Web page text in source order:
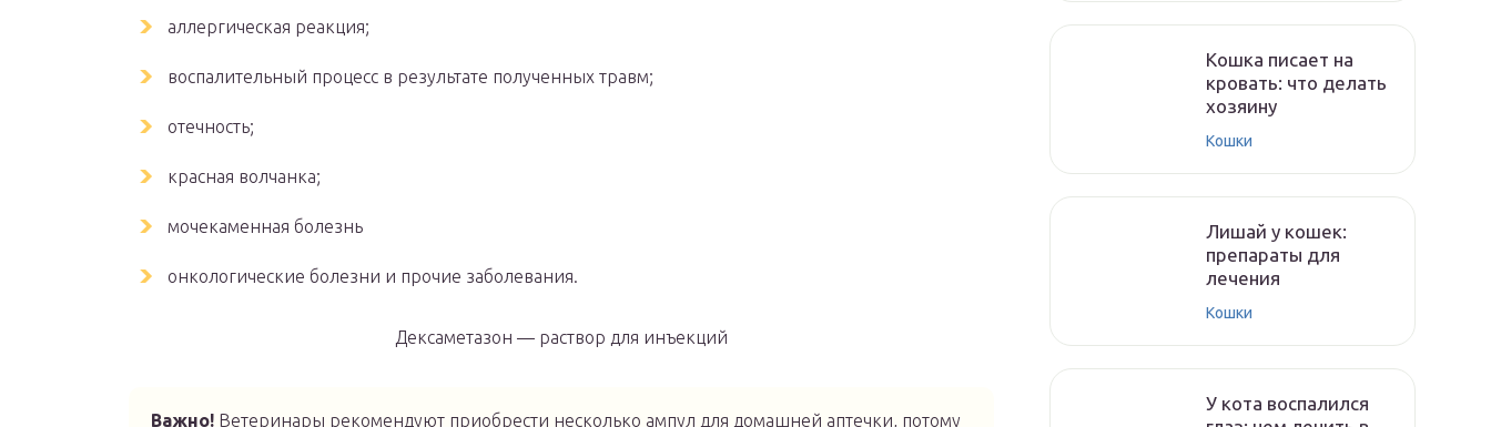
аллергическая реакция;
воспалительный процесс в результате полученных травм;
отечность;
красная волчанка;
мочекаменная болезнь
онкологические болезни и прочие заболевания.
Дексаметазон — раствор для инъекций
Важно! Ветеринары рекомендуют приобрести несколько ампул для домашней аптечки, потому
Кошка писает на
кровать: что делать
хозяину
Кошки
Лишай у кошек:
препараты для
лечения
Кошки
У кота воспалился